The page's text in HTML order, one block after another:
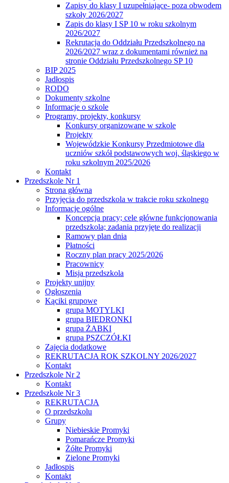
Zapisy do klasy I uzupełniające- poza obwodem
szkoły 2026/2027
Zapis do klasy I SP 10 w roku szkolnym
2026/2027
Rekrutacja do Oddziału Przedszkolnego na
2026/2027 wraz z dokumentami również na
stronie Oddziału Przedszkolnego SP 10
BIP 2025
Jadłospis
RODO
Dokumenty szkolne
Informacje o szkole
Programy, projekty, konkursy
Konkursy organizowane w szkole
Projekty
Wojewódzkie Konkursy Przedmiotowe dla
uczniów szkół podstawowych woj. śląskiego w
roku szkolnym 2025/2026
Kontakt
Przedszkole Nr 1
Strona główna
Przyjęcia do przedszkola w trakcie roku szkolnego
Informacje ogólne
Koncepcja pracy; cele główne funkcjonowania
przedszkola; zadania przyjęte do realizacji
Ramowy plan dnia
Płatności
Roczny plan pracy 2025/2026
Pracownicy
Misja przedszkola
Projekty unijny
Ogłoszenia
Kąciki grupowe
grupa MOTYLKI
grupa BIEDRONKI
grupa ŻABKI
grupa PSZCZÓŁKI
Zajęcia dodatkowe
REKRUTACJA ROK SZKOLNY 2026/2027
Kontakt
Przedszkole Nr 2
Kontakt
Przedszkole Nr 3
REKRUTACJA
O przedszkolu
Grupy
Niebieskie Promyki
Pomarańcze Promyki
Żółte Promyki
Zielone Promyki
Jadłospis
Kontakt